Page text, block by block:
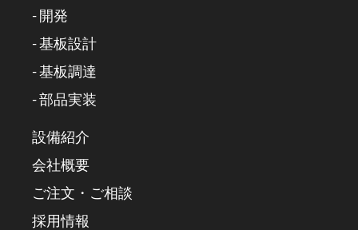
- 開発
- 基板設計
- 基板調達
- 部品実装
設備紹介
会社概要
ご注文・ご相談
採用情報